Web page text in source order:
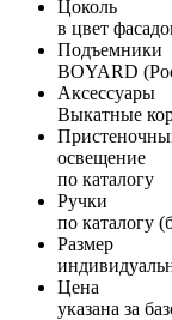
Цоколь
в цвет
Подъемники
BOYARD
Аксессуары
Выкатные
освещение
по каталогу
Ручки
по каталогу
Размер
Цена
указана за